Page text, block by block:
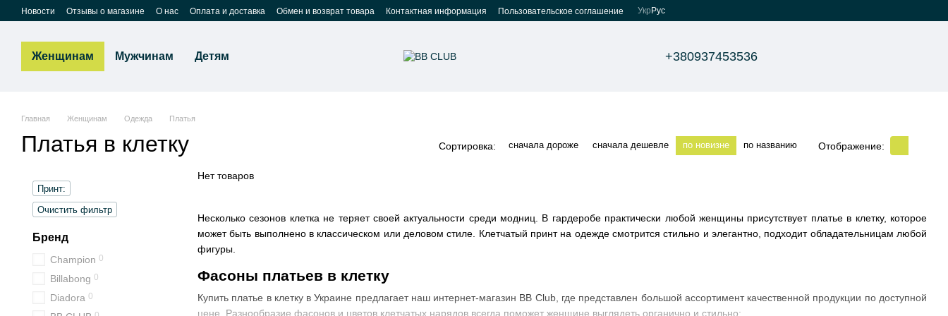
Перейти к основному контенту
Новости Отзывы о магазине О нас Оплата и доставка Обмен и возврат товара Контактная информация Пользовательское соглашение Укр Рус
Женщинам Мужчинам Детям +380937453536
Главная Женщинам Одежда Платья
Платья в клетку Сортировка: сначала дороже сначала дешевле по новизне по названию Отображение:
Несколько сезонов клетка не теряет своей актуальности среди модниц. В гардеробе практически любой женщины присутствует платье в клетку, которое
может быть выполнено в классическом или деловом стиле. Клетчатый принт на одежде смотрится стильно и элегантно, подходит обладательницам любой
фигуры.
Фасоны платьев в клетку
Купить платье в клетку в Украине предлагает наш интернет-магазин BB Club, где представлен большой ассортимент качественной продукции по доступной
цене. Разнообразие фасонов и цветов клетчатых нарядов всегда поможет женщине выглядеть органично и стильно:
Нет товаров
Принт:
Очистить фильтр
Бренд
Champion 0
Billabong 0
Diadora 0